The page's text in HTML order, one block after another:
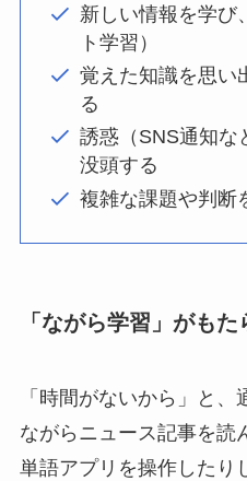
新しい情報を学び
ト学習）
覚えた知識を思い
る
誘惑（SNS通知な
没頭する
複雑な課題や判断
「ながら学習」がも
「時間がないから」と
ながらニュース記事を読
単語アプリを操作したり